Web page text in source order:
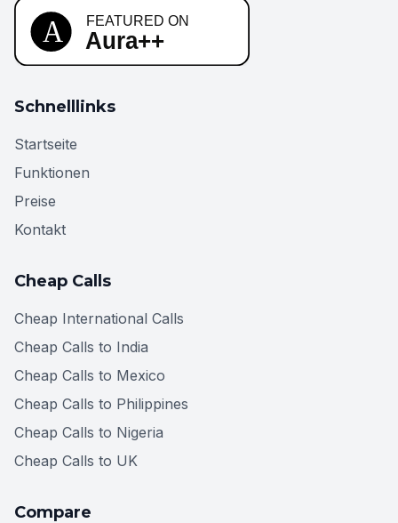
Schnelllinks
Startseite
Funktionen
Preise
Kontakt
Cheap Calls
Cheap International Calls
Cheap Calls to India
Cheap Calls to Mexico
Cheap Calls to Philippines
Cheap Calls to Nigeria
Cheap Calls to UK
Compare